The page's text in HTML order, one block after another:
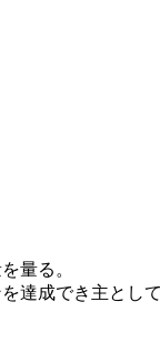
量る。
達成でき主とし